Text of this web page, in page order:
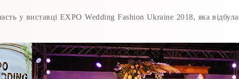
ПІДВІСКИ ТА КОЛЬЄ
у виставці EXPO Wedding Fashion Ukraine 2018, яка